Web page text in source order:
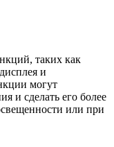
таких как
и
могут
и сделать его более
или при